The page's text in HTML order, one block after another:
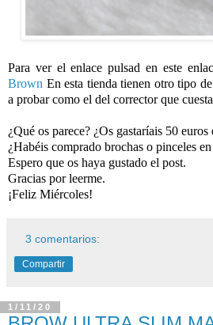
Para ver el enlace pulsad en este
Brown En esta tienda tienen otro tipo
a probar como el del corrector que
¿Qué os parece? ¿Os gastaríais 50
¿Habéis comprado brochas o pinceles
Espero que os haya gustado el post.
Gracias por leerme.
¡Feliz Miércoles!
3 comentarios:
Compartir
1/11/20